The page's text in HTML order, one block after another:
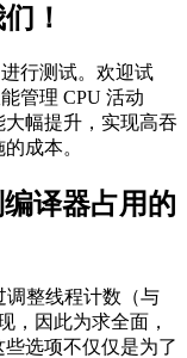
！
行测试。欢迎试
管理 CPU 活动
大幅提升，实现高吞
成本。
译器占用的
调整线程计数（与
，因此为求全面，
选项不仅仅是为了